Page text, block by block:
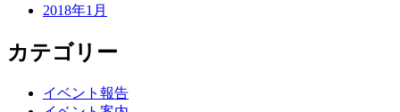
2018年1月
カテゴリー
イベント報告